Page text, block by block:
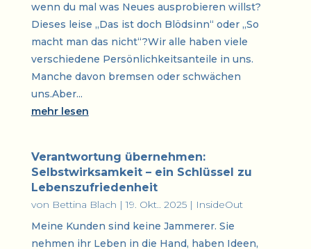
wenn du mal was Neues ausprobieren willst?
Dieses leise „Das ist doch Blödsinn“ oder „So
macht man das nicht“?Wir alle haben viele
verschiedene Persönlichkeitsanteile in uns.
Manche davon bremsen oder schwächen
uns.Aber...
mehr lesen
Verantwortung übernehmen:
Selbstwirksamkeit – ein Schlüssel zu
Lebenszufriedenheit
von Bettina Blach |19. Okt.. 2025| InsideOut
Meine Kunden sind keine Jammerer. Sie
nehmen ihr Leben in die Hand, haben Ideen,